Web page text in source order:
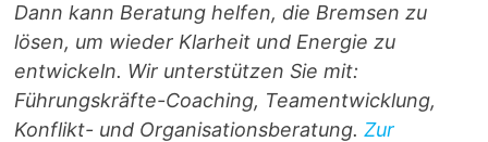
Dann kann Beratung helfen, die Bremsen zu
lösen, um wieder Klarheit und Energie zu
entwickeln. Wir unterstützen Sie mit:
Führungskräfte-Coaching, Teamentwicklung,
Konflikt- und Organisationsberatung.Zur